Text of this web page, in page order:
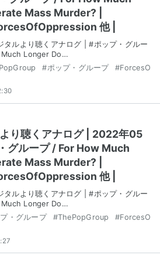
Mass Murder? |
他 |
タルより聴くアナログ | #ポップ・グルー
Longer Do…
#ポップ・グループ #ForcesO
り聴くアナログ | 2022年05
グループ / For How Much
Mass Murder? |
他 |
タルより聴くアナログ | #ポップ・グルー
Longer Do…
・グループ #ThePopGroup #ForcesO